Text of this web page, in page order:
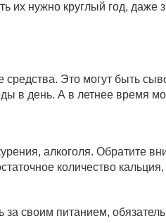
их нужно круглый год, даже
Это могут быть
в день. А в летнее время
алкоголя. Обратите
количество кальция,
своим питанием,